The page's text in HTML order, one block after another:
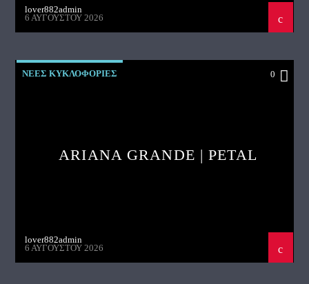
lover882admin
6 ΑΥΓΟΎΣΤΟΥ 2026
ΝΕΕΣ ΚΥΚΛΟΦΟΡΙΕΣ 0
ARIANA GRANDE | PETAL
lover882admin
6 ΑΥΓΟΎΣΤΟΥ 2026